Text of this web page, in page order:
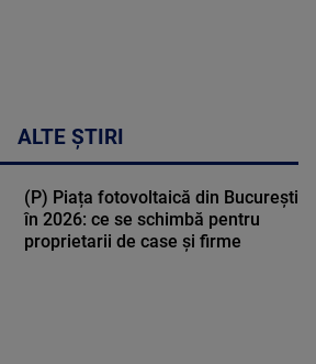
ALTE ȘTIRI
(P) Piața fotovoltaică din București
în 2026: ce se schimbă pentru
proprietarii de case și firme